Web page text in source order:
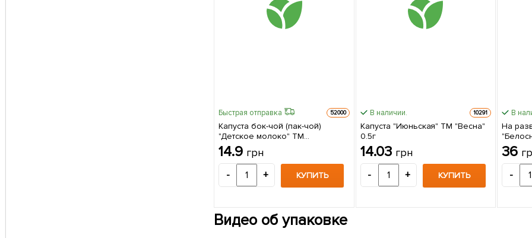
Быстрая отправка 52000
Капуста бок-чой (пак-чой)
"Детское молоко" ТМ
"Солнечный март" 300шт
14.9 грн
- + КУПИТЬ
В наличии. 10291
Капуста "Июньская" ТМ "Весна"
0.5г
14.03 грн
- + КУПИТЬ
В
На
за 6г
36
-
Видео об упаковке